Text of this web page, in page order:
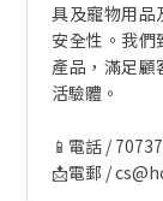
具及寵物用品
安全性。我們
產品，滿足顧
活驗體。
📱電話 /
📩電郵 /